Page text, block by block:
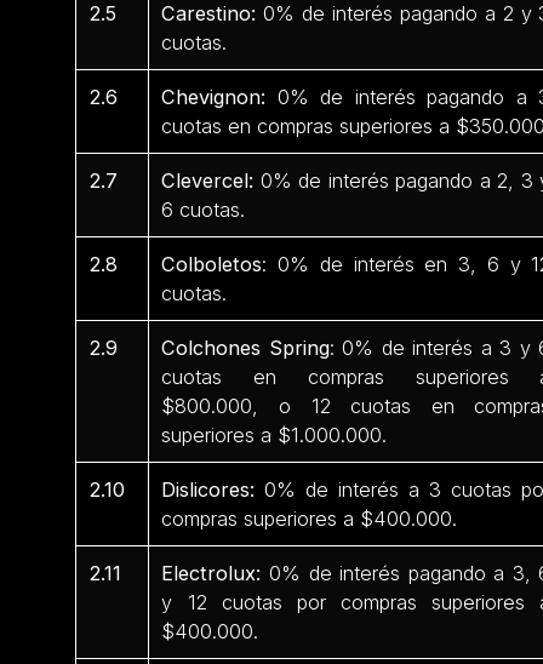
2.5 Carestino: 0% de interés pagando a 2 y
cuotas.
2.6 Chevignon: 0% de interés pagando a
cuotas en compras superiores a
2.7 Clevercel: 0% de interés pagando a 2, 3
6 cuotas.
2.8 Colboletos: 0% de interés en 3, 6 y
cuotas.
2.9 Colchones Spring: 0% de interés a 3 y
cuotas en compras superiores
$800.000, o 12 cuotas en
superiores a $1.000.000.
2.10 Dislicores: 0% de interés a 3 cuotas
compras superiores a $400.000.
2.11 Electrolux: 0% de interés pagando a 3,
y 12 cuotas por compras superiores
$400.000.